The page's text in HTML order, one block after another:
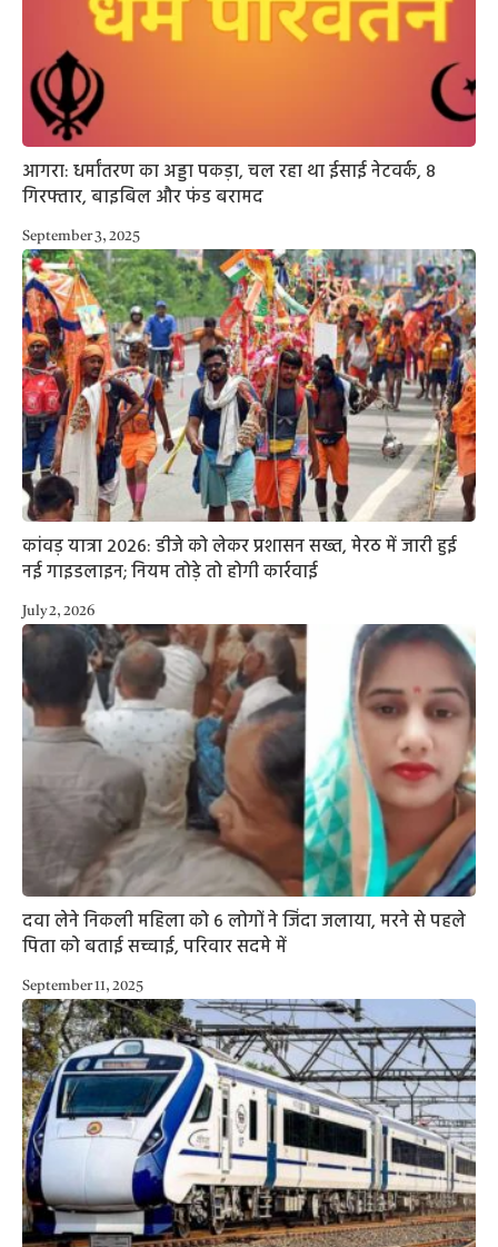
आगरा: धर्मांतरण का अड्डा पकड़ा, चल रहा था ईसाई नेटवर्क, 8
गिरफ्तार, बाइबिल और फंड बरामद
September 3, 2025
कांवड़ यात्रा 2026: डीजे को लेकर प्रशासन सख्त, मेरठ में जारी हुई
नई गाइडलाइन; नियम तोड़े तो होगी कार्रवाई
July 2, 2026
दवा लेने निकली महिला को 6 लोगों ने जिंदा जलाया, मरने से पहले
पिता को बताई सच्चाई, परिवार सदमे में
September 11, 2025